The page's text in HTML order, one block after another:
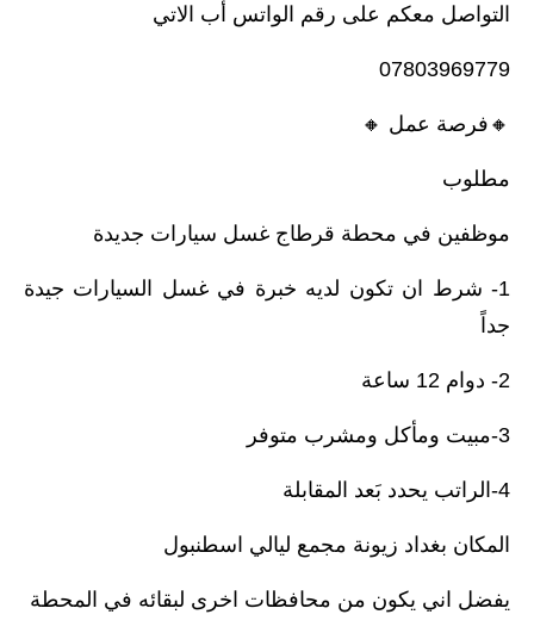
التواصل معكم على رقم الواتس أب الاتي
07803969779
🔸️فرصة عمل 🔸️
مطلوب
موظفين في محطة قرطاج غسل سيارات جديدة
1- شرط ان تكون لديه خبرة في غسل السيارات جيدة
جداً
2- دوام 12 ساعة
3-مبيت ومأكل ومشرب متوفر
4-الراتب يحدد بَعد المقابلة
المكان بغداد زيونة مجمع ليالي اسطنبول
يفضل اني يكون من محافظات اخرى لبقائه في المحطة